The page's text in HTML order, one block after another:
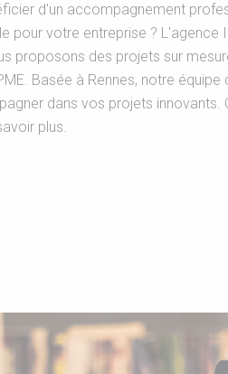
d'un accompagnement
pour votre entreprise ? L'agence
proposons des projets sur
Basée à Rennes, notre équipe
dans vos projets innovants.
plus.